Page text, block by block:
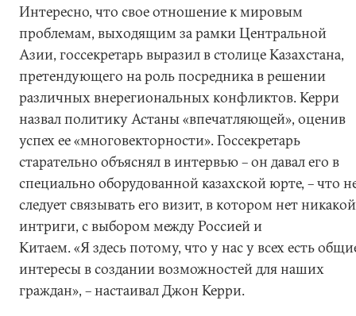
Интересно, что свое отношение к мировым
проблемам, выходящим за рамки Центральной
Азии, госсекретарь выразил в столице Казахстана,
претендующего на роль посредника в решении
различных внерегиональных конфликтов. Керри
назвал политику Астаны «впечатляющей», оценив
успех ее «многовекторности». Госсекретарь
старательно объяснял в интервью – он давал его в
специально оборудованной казахской юрте, – что
следует связывать его визит, в котором нет никакой
интриги, с выбором между Россией и
Китаем. «Я здесь потому, что у нас у всех есть
интересы в создании возможностей для наших
граждан», – настаивал Джон Керри.